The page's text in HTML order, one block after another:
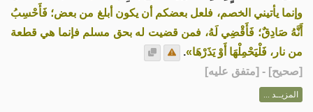
وإنما يأتيني الخصم، فلعل بعضكم أن يكون أبلغ من بعض؛ فَأَحْسِبُ
أَنَّهُ صَادِقٌ؛ فَأَقْضِي لَهُ، فمن قضيت له بحق مسلم فإنما هي قطعة
من نار، فَلْيَحْمِلْهَا أَوْ يَذَرْهَا».
[صحيح] - [متفق عليه]
المزيــد ...